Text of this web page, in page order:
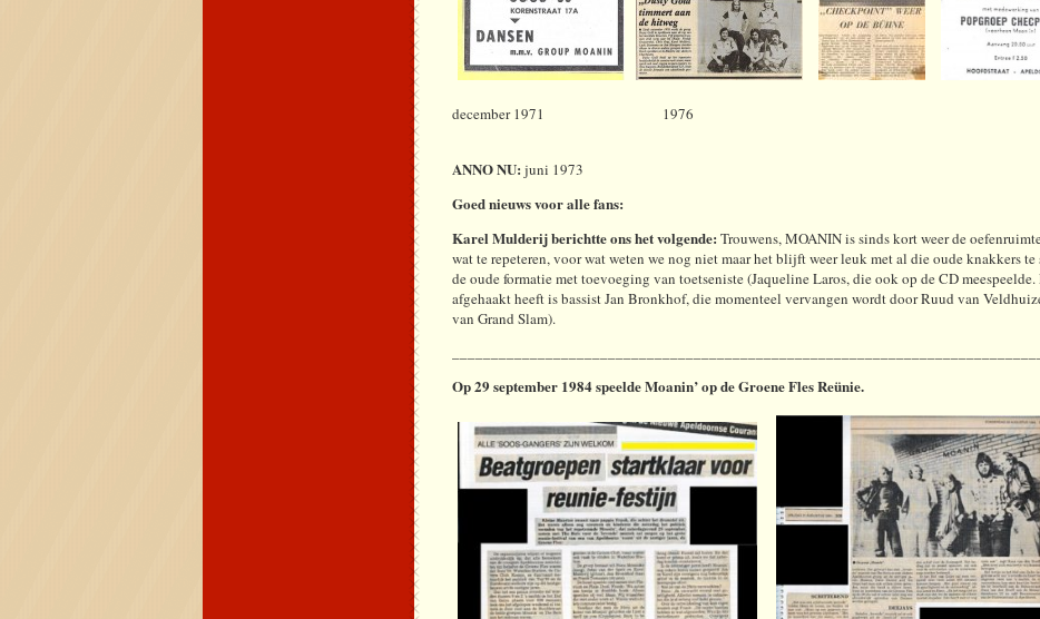
december 1971 1976
ANNO NU:juni 1973
Goed nieuws voor alle fans:
Karel Mulderij berichtte ons het volgende:Trouwens, MOANIN is sinds kort weer de
wat te repeteren, voor wat weten we nog niet maar het blijft weer leuk met al die oude knakkers
de oude formatie met toevoeging van toetseniste (Jaqueline Laros, die ook op de CD
afgehaakt heeft is bassist Jan Bronkhof, die momenteel vervangen wordt door Ruud van
van Grand Slam).
Op 29 september 1984 speelde Moanin’ op de Groene Fles Reünie.